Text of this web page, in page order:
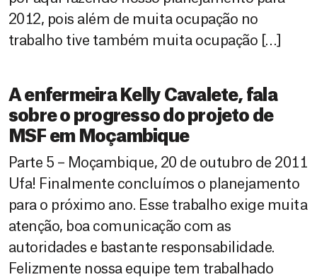
2012, pois além de muita ocupação no
trabalho tive também muita ocupação […]
A enfermeira Kelly Cavalete, fala
sobre o progresso do projeto de
MSF em Moçambique
Parte 5 – Moçambique, 20 de outubro de 2011
Ufa! Finalmente concluímos o planejamento
para o próximo ano. Esse trabalho exige muita
atenção, boa comunicação com as
autoridades e bastante responsabilidade.
Felizmente nossa equipe tem trabalhado